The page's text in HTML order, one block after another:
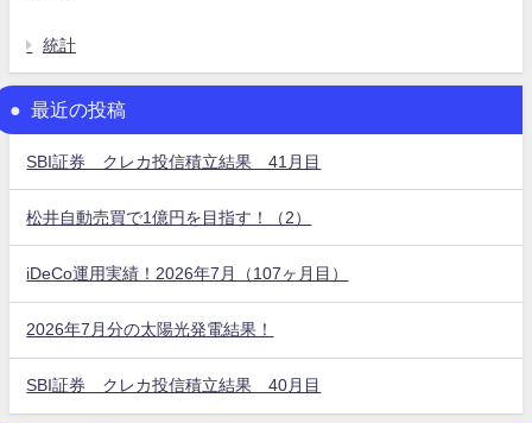
統計
最近の投稿
SBI証券 クレカ投信積立結果 41月目
松井自動売買で1億円を目指す！（2）
iDeCo運用実績！2026年7月（107ヶ月目）
2026年7月分の太陽光発電結果！
SBI証券 クレカ投信積立結果 40月目